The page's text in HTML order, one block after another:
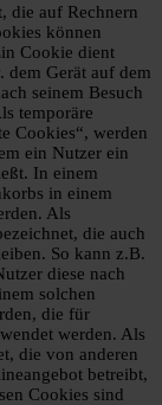
die auf Rechnern
können
Cookie dient
dem Gerät auf dem
seinem Besuch
temporäre
Cookies“, werden
ein Nutzer ein
In einem
in einem
Als
die auch
So kann z.B.
diese nach
solchen
die für
werden. Als
die von anderen
betreibt,
Cookies sind